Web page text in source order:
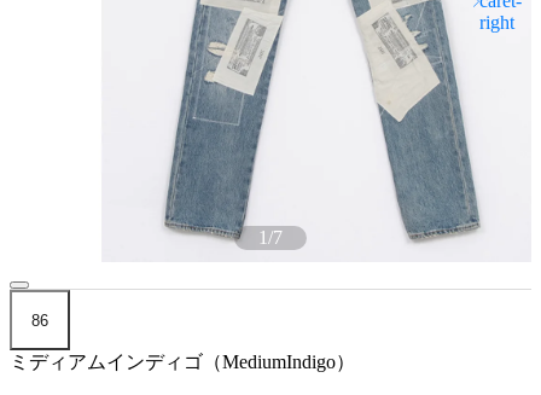
1/7
86
ミディアムインディゴ（MediumIndigo）